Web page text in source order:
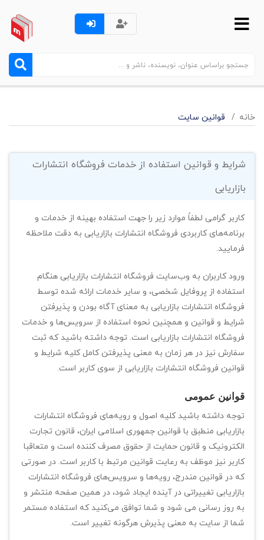
خانه قوانین سایت
شرایط و قوانین استفاده از خدمات فروشگاه انتشارات
بازاریابی
کاربر گرامی لطفاً موارد زیر را جهت استفاده بهینه از خدمات و
برنامه‌‏های کاربردی فروشگاه انتشارات بازاریابی به دقت ملاحظه
فرمایید.
ورود کاربران به وب‏‌سایت فروشگاه انتشارات بازاریابی هنگام
استفاده از پروفایل شخصی، و سایر خدمات ارائه شده توسط
فروشگاه انتشارات بازاریابی به معنای آگاه بودن و پذیرفتن
شرایط و قوانین و همچنین نحوه استفاده از سرویس‌‏ها و خدمات
فروشگاه انتشارات بازاریابی است. توجه داشته باشید که ثبت
سفارش نیز در هر زمان به معنی پذیرفتن کامل کلیه شرایط و
قوانین فروشگاه انتشارات بازاریابی از سوی کاربر است.
قوانین عمومی
توجه داشته باشید کلیه اصول و رویه‏‌های فروشگاه انتشارات
بازاریابی منطبق با قوانین جمهوری اسلامی ایران، قانون تجارت
الکترونیک و قانون حمایت از حقوق مصرف کننده است و متعاقبا
کاربر نیز موظف به رعایت قوانین مرتبط با کاربر است. در صورتی
که در قوانین مندرج، رویه‏‌ها و سرویس‏‌های فروشگاه انتشارات
بازاریابی تغییراتی در آینده ایجاد شود، در همین صفحه منتشر و
به روز رسانی می شود و شما توافق می‏‌کنید که استفاده مستمر
شما از سایت به معنی پذیرش هرگونه تغییر است.